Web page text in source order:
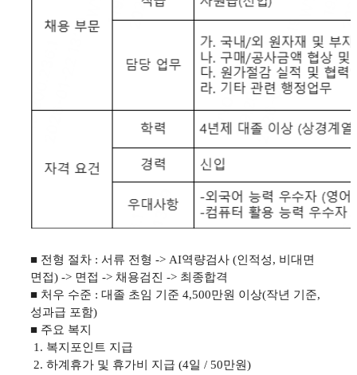
■ 전형 절차 : 서류 전형 -> AI역량검사 (인적성, 비대면
면접) -> 면접 -> 채용검진 -> 최종합격
■ 처우 수준 : 대졸 초임 기준 4,500만원 이상(작년 기준,
성과급 포함)
■ 주요 복지
1. 복지포인트 지급
2. 하계휴가 및 휴가비 지급 (4일 / 50만원)